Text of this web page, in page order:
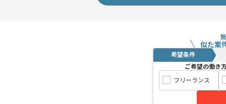
ご自身のライフスタイルに合わせて参
似た案
希望条件
ご希望の働き
フリーランス